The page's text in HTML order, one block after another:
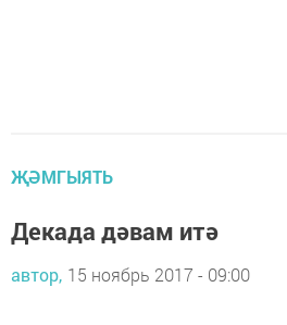
ҖӘМГЫЯТЬ
Декада дәвам итә
автор, 15 ноябрь 2017 - 09:00